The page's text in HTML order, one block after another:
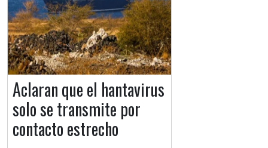
Aclaran que el hantavirus
solo se transmite por
contacto estrecho